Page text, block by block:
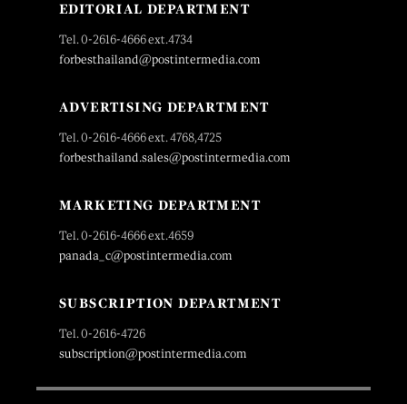
EDITORIAL DEPARTMENT
Tel. 0-2616-4666 ext.4734
forbesthailand@postintermedia.com
ADVERTISING DEPARTMENT
Tel. 0-2616-4666 ext. 4768,4725
forbesthailand.sales@postintermedia.com
MARKETING DEPARTMENT
Tel. 0-2616-4666 ext.4659
panada_c@postintermedia.com
SUBSCRIPTION DEPARTMENT
Tel. 0-2616-4726
subscription@postintermedia.com